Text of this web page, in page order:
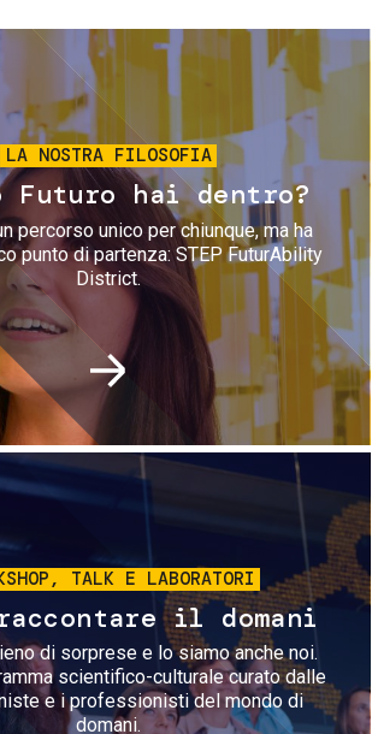
Immagine
LA NOSTRA FILOSOFIA
Futuro hai dentro?
percorso unico per chiunque, ma ha
punto di partenza: STEP FuturAbility
District.
Immagine
TALK E LABORATORI
il domani
di sorprese e lo siamo anche noi.
scientifico-culturale curato dalle
e i professionisti del mondo di
domani.